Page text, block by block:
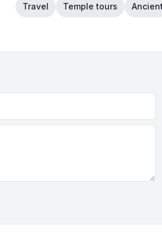
Travel Temple tours